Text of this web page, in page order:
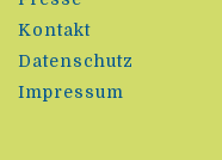
Kontakt
Datenschutz
Impressum